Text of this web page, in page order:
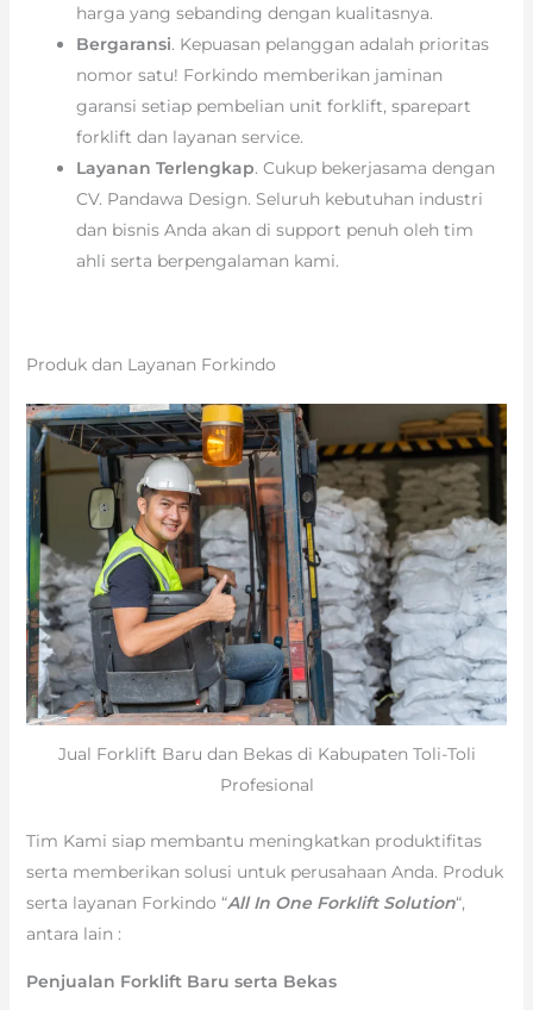
harga yang sebanding dengan kualitasnya.
Bergaransi. Kepuasan pelanggan adalah prioritas
nomor satu! Forkindo memberikan jaminan
garansi setiap pembelian unit forklift, sparepart
forklift dan layanan service.
Layanan Terlengkap. Cukup bekerjasama dengan
CV. Pandawa Design. Seluruh kebutuhan industri
dan bisnis Anda akan di support penuh oleh tim
ahli serta berpengalaman kami.
Produk dan Layanan Forkindo
Jual Forklift Baru dan Bekas di Kabupaten Toli-Toli
Profesional
Tim Kami siap membantu meningkatkan produktifitas
serta memberikan solusi untuk perusahaan Anda. Produk
serta layanan Forkindo “All In One Forklift Solution“,
antara lain :
Penjualan Forklift Baru serta Bekas